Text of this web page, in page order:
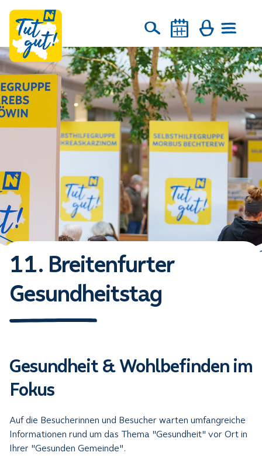
11. Breitenfurter
Gesundheitstag
Gesundheit & Wohlbefinden im
Fokus
Auf die Besucherinnen und Besucher warten umfangreiche
Informationen rund um das Thema "Gesundheit" vor Ort in
Ihrer "Gesunden Gemeinde".